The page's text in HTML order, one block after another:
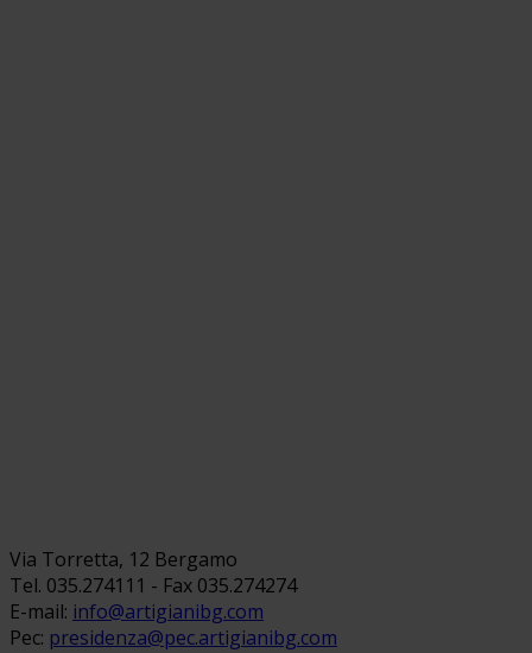
Via Torretta, 12 Bergamo
Tel. 035.274111 - Fax 035.274274
E-mail: info@artigianibg.com
Pec: presidenza@pec.artigianibg.com